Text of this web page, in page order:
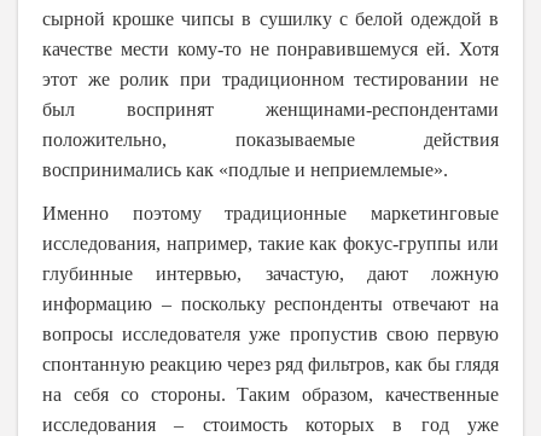
сырной крошке чипсы в сушилку с белой одеждой в
качестве мести кому-то не понравившемуся ей. Хотя
этот же ролик при традиционном тестировании не
был воспринят женщинами-респондентами
положительно, показываемые действия
воспринимались как «подлые и неприемлемые».
Именно поэтому традиционные маркетинговые
исследования, например, такие как фокус-группы или
глубинные интервью, зачастую, дают ложную
информацию – поскольку респонденты отвечают на
вопросы исследователя уже пропустив свою первую
спонтанную реакцию через ряд фильтров, как бы глядя
на себя со стороны. Таким образом, качественные
исследования – стоимость которых в год уже